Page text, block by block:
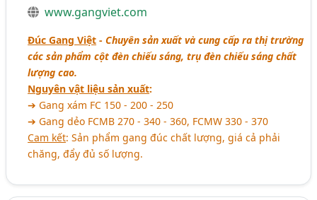
www.gangviet.com
Đúc Gang Việt -Chuyên sản xuất và cung cấp ra thị trường
các sản phẩm cột đèn chiếu sáng, trụ đèn chiếu sáng chất
lượng cao.
Nguyên vật liệu sản xuất:
➔ Gang xám FC 150 - 200 - 250
➔ Gang dẻo FCMB 270 - 340 - 360, FCMW 330 - 370
Cam kết: Sản phẩm gang đúc chất lượng, giá cả phải
chăng, đẩy đủ số lượng.